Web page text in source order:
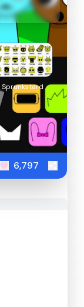
Sprunkstard
6,797